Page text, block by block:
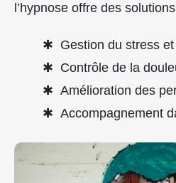
l’hypnose offre des
Gestion du stress et
Contrôle de la
Amélioration des
Accompagnement